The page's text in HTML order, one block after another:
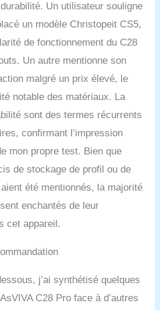
Un utilisateur souligne
un modèle Christopeit CS5,
de fonctionnement du C28
Un autre mentionne son
malgré un prix élevé, le
notable des matériaux. La
sont des termes récurrents
confirmant l’impression
mon propre test. Bien que
de stockage de profil ou de
été mentionnés, la majorité
enchantés de leur
cet appareil.
j’ai synthétisé quelques
C28 Pro face à d’autres